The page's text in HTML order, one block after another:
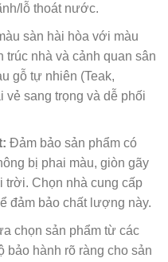
lỗ thoát nước.
sàn hài hòa với màu
nhà và cảnh quan sân
gỗ tự nhiên (Teak,
vẻ sang trọng và dễ phối
Đảm bảo sản phẩm có
bị phai màu, giòn gãy
trời. Chọn nhà cung cấp
đảm bảo chất lượng này.
chọn sản phẩm từ các
bảo hành rõ ràng cho sản